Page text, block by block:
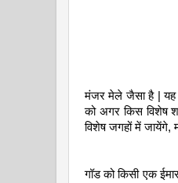
मंजर मेले जैसा है | यह
को अगर किस विशेष
विशेष जगहों में जायेंगे,
गॉड को किसी एक